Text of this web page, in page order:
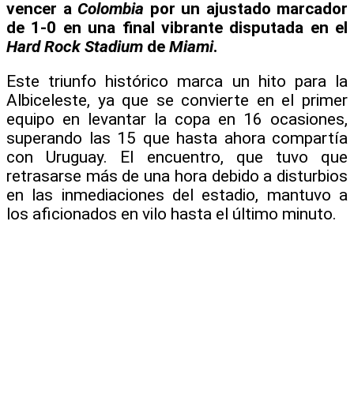
vencer a Colombia por un ajustado marcador
de 1-0 en una final vibrante disputada en el
Hard Rock Stadium de Miami.
Este triunfo histórico marca un hito para la
Albiceleste, ya que se convierte en el primer
equipo en levantar la copa en 16 ocasiones,
superando las 15 que hasta ahora compartía
con Uruguay. El encuentro, que tuvo que
retrasarse más de una hora debido a disturbios
en las inmediaciones del estadio, mantuvo a
los aficionados en vilo hasta el último minuto.